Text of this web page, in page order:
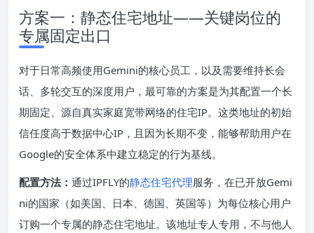
方案一：静态住宅地址——关键岗位的
专属固定出口
对于日常高频使用Gemini的核心员工，以及需要维持长会
话、多轮交互的深度用户，最可靠的方案是为其配置一个长
期固定、源自真实家庭宽带网络的住宅IP。这类地址的初始
信任度高于数据中心IP，且因为长期不变，能够帮助用户在
Google的安全体系中建立稳定的行为基线。
配置方法： 通过IPFLY的静态住宅代理服务，在已开放Gemi
ni的国家（如美国、日本、德国、英国等）为每位核心用户
订购一个专属的静态住宅地址。该地址专人专用，不与他人